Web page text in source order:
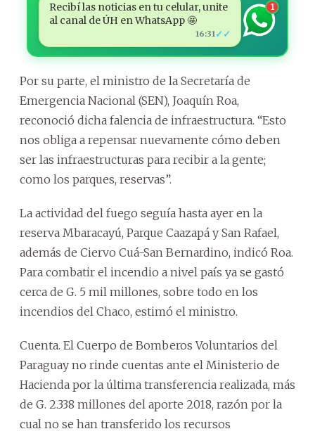
Recibí las noticias en tu celular, unite
al canal de ÚH en WhatsApp 🤩
16:31✓✓
1
Por su parte, el ministro de la Secretaría de
Emergencia Nacional (SEN), Joaquín Roa,
reconoció dicha falencia de infraestructura. “Esto
nos obliga a repensar nuevamente cómo deben
ser las infraestructuras para recibir a la gente;
como los parques, reservas”.
La actividad del fuego seguía hasta ayer en la
reserva Mbaracayú, Parque Caazapá y San Rafael,
además de Ciervo Cuá-San Bernardino, indicó Roa.
Para combatir el incendio a nivel país ya se gastó
cerca de G. 5 mil millones, sobre todo en los
incendios del Chaco, estimó el ministro.
Cuenta. El Cuerpo de Bomberos Voluntarios del
Paraguay no rinde cuentas ante el Ministerio de
Hacienda por la última transferencia realizada, más
de G. 2.338 millones del aporte 2018, razón por la
cual no se han transferido los recursos